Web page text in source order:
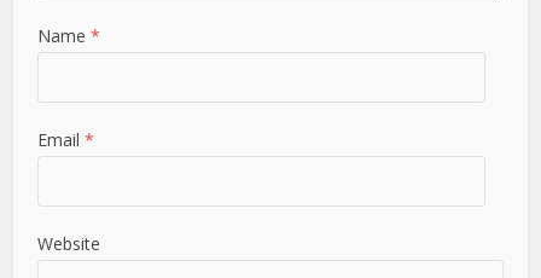
Name*
Email*
Website